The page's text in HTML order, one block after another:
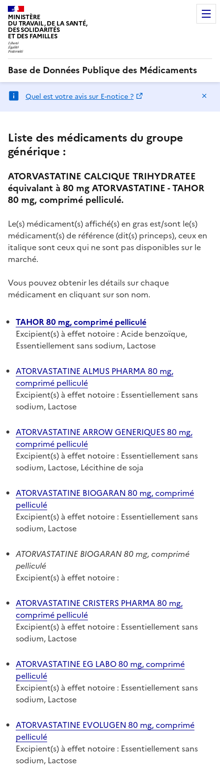
MINISTÈRE
DU TRAVAIL, DE LA SANTÉ,
DES SOLIDARITÉS
ET DES FAMILLES
Base de Données Publique des Médicaments
Quel est votre avis sur E-notice ?
Liste des médicaments du groupe
générique :
ATORVASTATINE CALCIQUE TRIHYDRATEE
équivalant à 80 mg ATORVASTATINE - TAHOR
80 mg, comprimé pelliculé.
Le(s) médicament(s) affiché(s) en gras est/sont le(s)
médicament(s) de référence (dit(s) princeps), ceux en
italique sont ceux qui ne sont pas disponibles sur le
marché.
Vous pouvez obtenir les détails sur chaque
médicament en cliquant sur son nom.
TAHOR 80 mg, comprimé pelliculé
Excipient(s) à effet notoire : Acide benzoïque,
Essentiellement sans sodium, Lactose
ATORVASTATINE ALMUS PHARMA 80 mg,
comprimé pelliculé
Excipient(s) à effet notoire : Essentiellement sans
sodium, Lactose
ATORVASTATINE ARROW GENERIQUES 80 mg,
comprimé pelliculé
Excipient(s) à effet notoire : Essentiellement sans
sodium, Lactose, Lécithine de soja
ATORVASTATINE BIOGARAN 80 mg, comprimé
pelliculé
Excipient(s) à effet notoire : Essentiellement sans
sodium, Lactose
ATORVASTATINE BIOGARAN 80 mg, comprimé
pelliculé
Excipient(s) à effet notoire :
ATORVASTATINE CRISTERS PHARMA 80 mg,
comprimé pelliculé
Excipient(s) à effet notoire : Essentiellement sans
sodium, Lactose
ATORVASTATINE EG LABO 80 mg, comprimé
pelliculé
Excipient(s) à effet notoire : Essentiellement sans
sodium, Lactose
ATORVASTATINE EVOLUGEN 80 mg, comprimé
pelliculé
Excipient(s) à effet notoire : Essentiellement sans
sodium, Lactose